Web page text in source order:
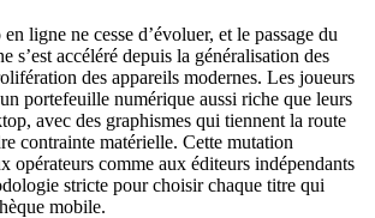
ligne ne cesse d’évoluer, et le passage du
s’est accéléré depuis la généralisation des
des appareils modernes. Les joueurs
portefeuille numérique aussi riche que leurs
avec des graphismes qui tiennent la route
contrainte matérielle. Cette mutation
opérateurs comme aux éditeurs indépendants
stricte pour choisir chaque titre qui
mobile.